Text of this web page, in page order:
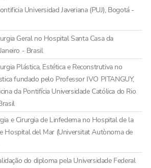
Universidad Javeriana (PUJ), Bogotá -
Geral no Hospital Santa Casa da
- Brasil
Plástica, Estética e Reconstrutiva no
fundado pelo Professor IVO PITANGUY,
da Pontifícia Universidade Católica do Rio
e Cirurgia de Linfedema no Hospital de la
Hospital del Mar (Universitat Autònoma de
do diploma pela Universidade Federal